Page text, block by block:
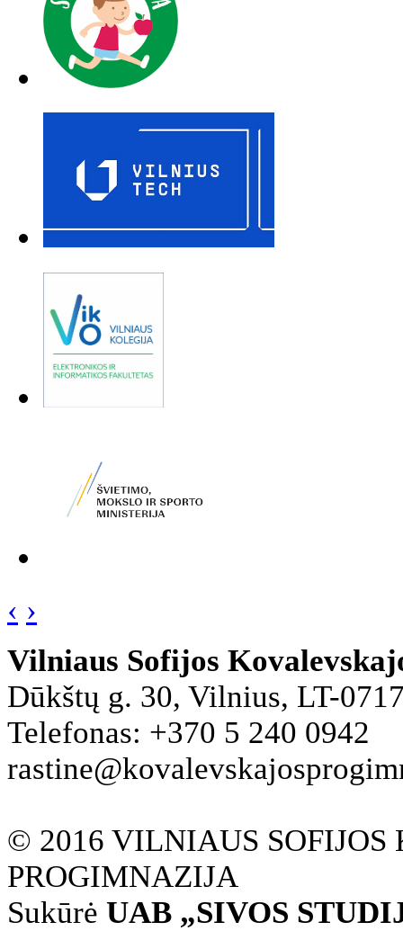
‹ ›
Vilniaus Sofijos
Dūkštų g. 30, Vilnius, LT-
Telefonas: +370 5 240 0942
© 2016 VILNIAUS SOFIJOS
PROGIMNAZIJA
Sukūrė UAB „SIVOS